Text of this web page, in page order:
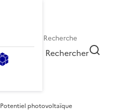
Rechercher
Potentiel photovoltaïque